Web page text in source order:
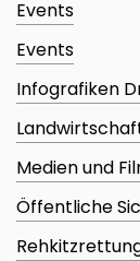
Events
Events
Infografiken
Medien und
Öffentliche